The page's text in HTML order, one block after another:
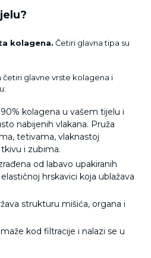
kolagena. Četiri glavna tipa su
glavne vrste kolagena i
kolagena u vašem tijelu i
nabijenih vlakana. Pruža
tetivama, vlaknastoj
i zubima.
od labavo upakiranih
hrskavici koja ublažava
strukturu mišića, organa i
kod filtracije i nalazi se u